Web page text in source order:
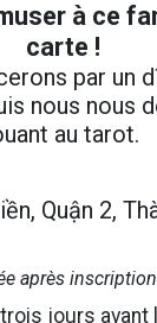
à ce
carte !
par un
nous nous
au tarot.
Quận 2,
après
jours avant